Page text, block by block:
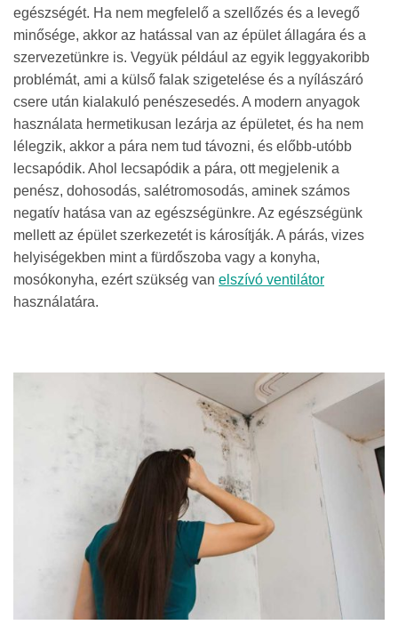
egészségét. Ha nem megfelelő a szellőzés és a levegő
minősége, akkor az hatással van az épület állagára és a
szervezetünkre is. Vegyük például az egyik leggyakoribb
problémát, ami a külső falak szigetelése és a nyílászáró
csere után kialakuló penészesedés. A modern anyagok
használata hermetikusan lezárja az épületet, és ha nem
lélegzik, akkor a pára nem tud távozni, és előbb-utóbb
lecsapódik. Ahol lecsapódik a pára, ott megjelenik a
penész, dohosodás, salétromosodás, aminek számos
negatív hatása van az egészségünkre. Az egészségünk
mellett az épület szerkezetét is károsítják. A párás, vizes
helyiségekben mint a fürdőszoba vagy a konyha,
mosókonyha, ezért szükség van elszívó ventilátor
használatára.